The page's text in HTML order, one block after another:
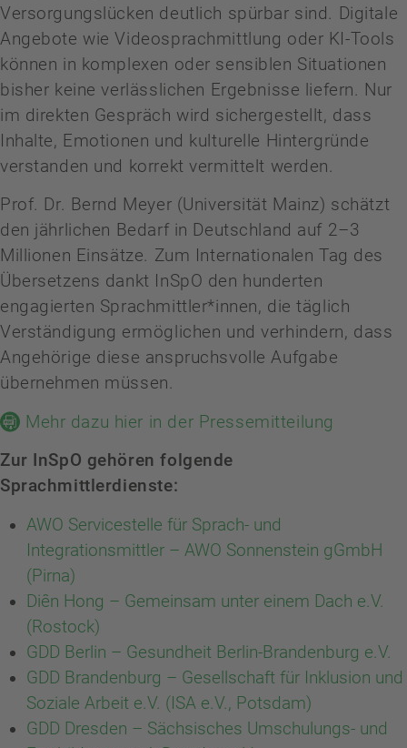
Versorgungslücken deutlich spürbar sind. Digitale
Angebote wie Videosprachmittlung oder KI-Tools
können in komplexen oder sensiblen Situationen
bisher keine verlässlichen Ergebnisse liefern. Nur
im direkten Gespräch wird sichergestellt, dass
Inhalte, Emotionen und kulturelle Hintergründe
verstanden und korrekt vermittelt werden.
Prof. Dr. Bernd Meyer (Universität Mainz) schätzt
den jährlichen Bedarf in Deutschland auf 2–3
Millionen Einsätze. Zum Internationalen Tag des
Übersetzens dankt InSpO den hunderten
engagierten Sprachmittler*innen, die täglich
Verständigung ermöglichen und verhindern, dass
Angehörige diese anspruchsvolle Aufgabe
übernehmen müssen.
Mehr dazu hier in der Pressemitteilung
Zur InSpO gehören folgende
Sprachmittlerdienste:
AWO Servicestelle für Sprach- und
Integrationsmittler – AWO Sonnenstein gGmbH
(Pirna)
Diên Hong – Gemeinsam unter einem Dach e.V.
(Rostock)
GDD Berlin – Gesundheit Berlin-Brandenburg e.V.
GDD Brandenburg – Gesellschaft für Inklusion und
Soziale Arbeit e.V. (ISA e.V., Potsdam)
GDD Dresden – Sächsisches Umschulungs- und